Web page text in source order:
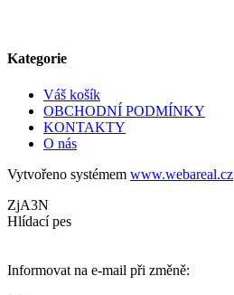
Kategorie
Váš košík
OBCHODNÍ PODMÍNKY
KONTAKTY
O nás
Vytvořeno systémem www.webareal.cz
ZjA3N
Hlídací pes
Informovat na e-mail při změně: